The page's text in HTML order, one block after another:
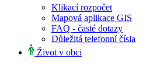
Klikací rozpočet
Mapová aplikace GIS
FAQ - časté dotazy
Důležitá telefonní čísla
Život v obci